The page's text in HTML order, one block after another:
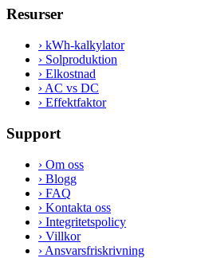
Resurser
› kWh-kalkylator
› Solproduktion
› Elkostnad
› AC vs DC
› Effektfaktor
Support
› Om oss
› Blogg
› FAQ
› Kontakta oss
› Integritetspolicy
› Villkor
› Ansvarsfriskrivning